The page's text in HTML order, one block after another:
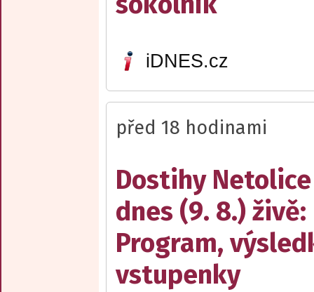
iDNES.cz
před 18 hodinami
Dostihy Netolice
dnes (9. 8.) živě:
Program,
vstupenky